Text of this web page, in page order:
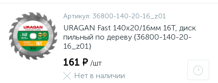
Артикул: 36800-140-20-16_z01
URAGAN Fast 140x20/16мм 16Т, диск
пильный по дереву {36800-140-20-
16_z01}
161 ₽ /шт
Нет в наличии